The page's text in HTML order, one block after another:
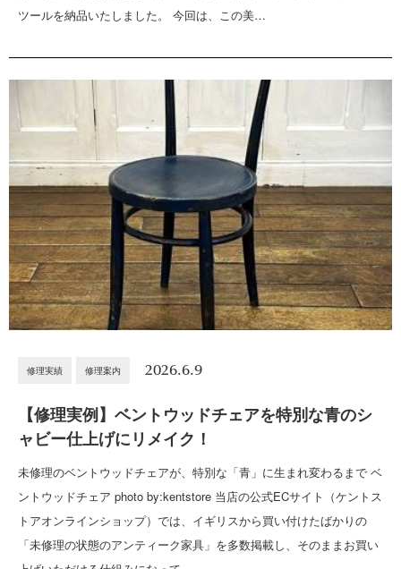
ツールを納品いたしました。 今回は、この美…
修理実績 修理案内 2026.6.9
【修理実例】ベントウッドチェアを特別な青のシ
ャビー仕上げにリメイク！
未修理のベントウッドチェアが、特別な「青」に生まれ変わるまで ベ
ントウッドチェア photo by:kentstore 当店の公式ECサイト（ケントス
トアオンラインショップ）では、イギリスから買い付けたばかりの
「未修理の状態のアンティーク家具」を多数掲載し、そのままお買い